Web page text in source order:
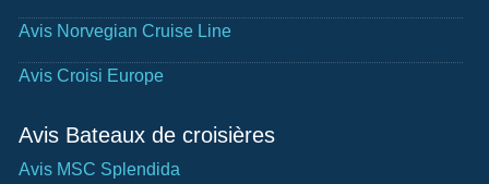
Avis Norvegian Cruise Line
Avis Croisi Europe
Avis Bateaux de croisières
Avis MSC Splendida